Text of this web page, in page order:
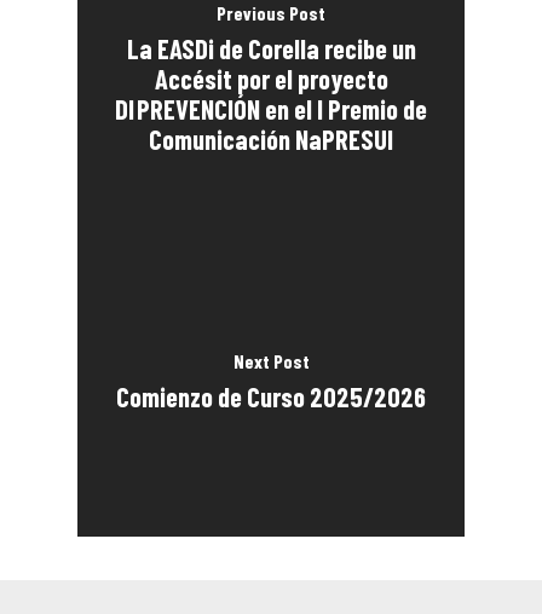
Previous Post
La EASDi de Corella recibe un
Accésit por el proyecto
DI PREVENCIÓN en el I Premio de
Comunicación NaPRESUI
Next Post
Comienzo de Curso 2025/2026